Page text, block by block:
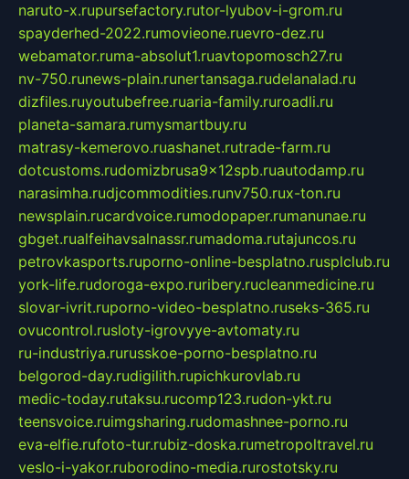
naruto-x.rupursefactory.rutor-lyubov-i-grom.ru
spayderhed-2022.rumovieone.ruevro-dez.ru
webamator.ruma-absolut1.ruavtopomosch27.ru
nv-750.runews-plain.runertansaga.rudelanalad.ru
dizfiles.ruyoutubefree.ruaria-family.ruroadli.ru
planeta-samara.rumysmartbuy.ru
matrasy-kemerovo.ruashanet.rutrade-farm.ru
dotcustoms.rudomizbrusa9x12spb.ruautodamp.ru
narasimha.rudjcommodities.runv750.rux-ton.ru
newsplain.rucardvoice.rumodopaper.rumanunae.ru
gbget.rualfeihavsalnassr.rumadoma.rutajuncos.ru
petrovkasports.ruporno-online-besplatno.rusplclub.ru
york-life.rudoroga-expo.ruribery.rucleanmedicine.ru
slovar-ivrit.ruporno-video-besplatno.ruseks-365.ru
ovucontrol.rusloty-igrovyye-avtomaty.ru
ru-industriya.rurusskoe-porno-besplatno.ru
belgorod-day.rudigilith.rupichkurovlab.ru
medic-today.rutaksu.rucomp123.rudon-ykt.ru
teensvoice.ruimgsharing.rudomashnee-porno.ru
eva-elfie.rufoto-tur.rubiz-doska.rumetropoltravel.ru
veslo-i-yakor.ruborodino-media.rurostotsky.ru